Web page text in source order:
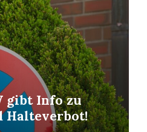
gibt Info zu
Halteverbot!